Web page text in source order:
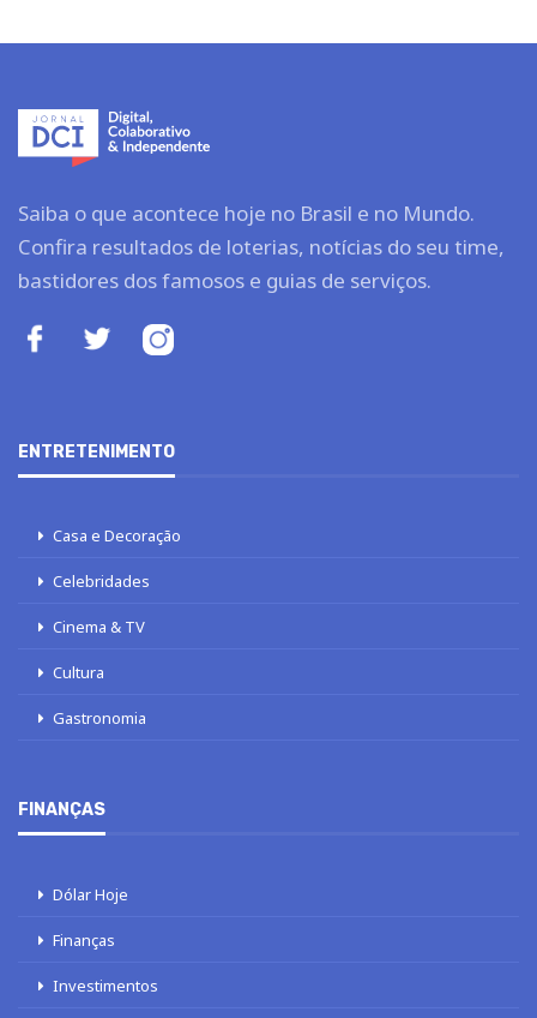
Saiba o que acontece hoje no Brasil e no Mundo.
Confira resultados de loterias, notícias do seu time,
bastidores dos famosos e guias de serviços.
ENTRETENIMENTO
Casa e Decoração
Celebridades
Cinema & TV
Cultura
Gastronomia
FINANÇAS
Dólar Hoje
Finanças
Investimentos